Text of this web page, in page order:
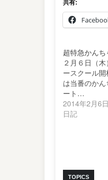
共有:
超特急かん
２月６日（
ースクール
は当番のか
ート…
2014年2月6日
日記
TOPICS